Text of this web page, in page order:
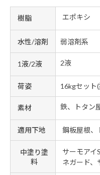
樹脂 エポキシ
水性/溶剤 弱溶剤系
1液/2液 2液
荷姿 16kgセット
素材 鉄、トタン
適用下地 鋼板屋根、
中塗り塗
料
サーモアイ
ネガード、